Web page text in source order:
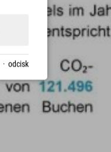
· odcisk